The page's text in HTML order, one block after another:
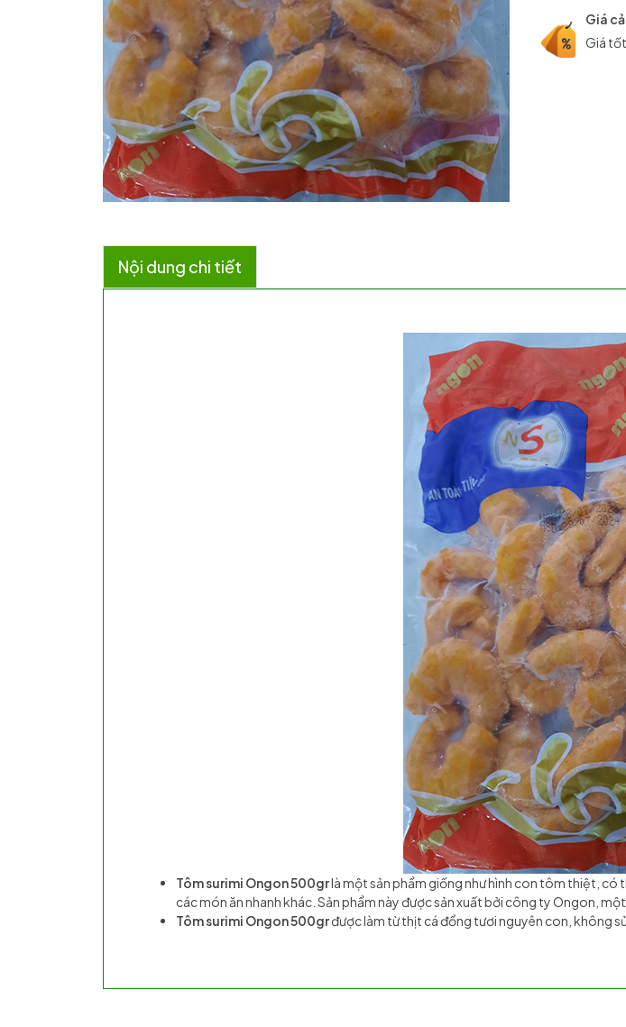
Giá
Giá
Nội dung chi tiết
Tôm surimi Ongon 500grlà một sản phẩm giống như hình con tôm thiệt, có
các món ăn nhanh khác. Sản phẩm này được sản xuất bởi công ty Ongon,
Tôm surimi Ongon 500grđược làm từ thịt cá đổng tươi nguyên con, không